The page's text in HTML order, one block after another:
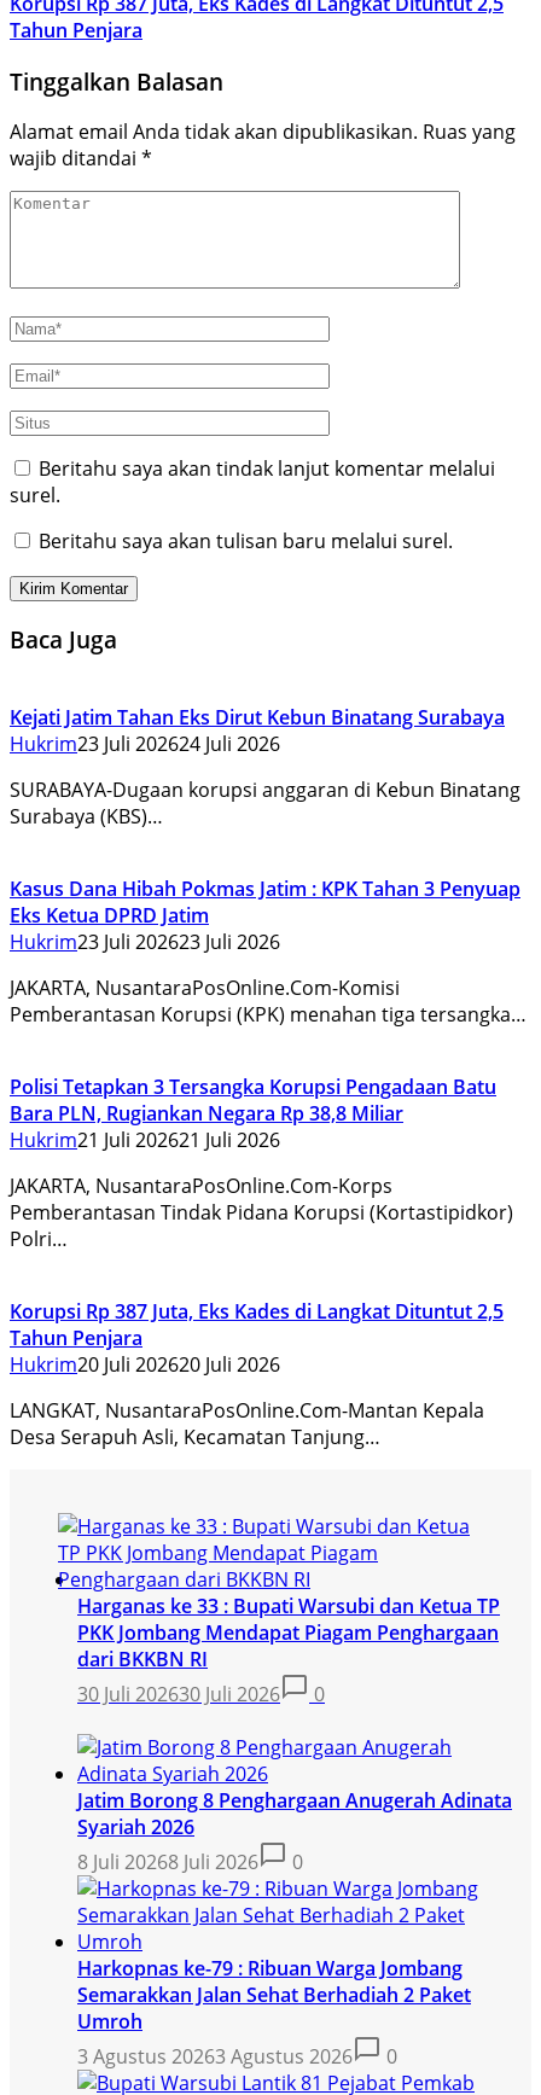
Tahun Penjara
Tinggalkan Balasan
Alamat email Anda tidak akan dipublikasikan. Ruas yang
wajib ditandai *
Beritahu saya akan tindak lanjut komentar melalui
surel.
Beritahu saya akan tulisan baru melalui surel.
Baca Juga
Kejati Jatim Tahan Eks Dirut Kebun Binatang Surabaya
Hukrim23 Juli 202624 Juli 2026
SURABAYA-Dugaan korupsi anggaran di Kebun Binatang
Surabaya (KBS)…
Kasus Dana Hibah Pokmas Jatim : KPK Tahan 3 Penyuap
Eks Ketua DPRD Jatim
Hukrim23 Juli 202623 Juli 2026
JAKARTA, NusantaraPosOnline.Com-Komisi
Pemberantasan Korupsi (KPK) menahan tiga tersangka…
Polisi Tetapkan 3 Tersangka Korupsi Pengadaan Batu
Bara PLN, Rugiankan Negara Rp 38,8 Miliar
Hukrim21 Juli 202621 Juli 2026
JAKARTA, NusantaraPosOnline.Com-Korps
Pemberantasan Tindak Pidana Korupsi (Kortastipidkor)
Polri…
Korupsi Rp 387 Juta, Eks Kades di Langkat Dituntut 2,5
Tahun Penjara
Hukrim20 Juli 202620 Juli 2026
LANGKAT, NusantaraPosOnline.Com-Mantan Kepala
Desa Serapuh Asli, Kecamatan Tanjung…
Harganas ke 33 : Bupati Warsubi dan Ketua TP
PKK Jombang Mendapat Piagam Penghargaan
dari BKKBN RI
30 Juli 202630 Juli 2026 0
Jatim Borong 8 Penghargaan Anugerah Adinata
Syariah 2026
8 Juli 20268 Juli 2026 0
Harkopnas ke-79 : Ribuan Warga Jombang
Semarakkan Jalan Sehat Berhadiah 2 Paket
Umroh
3 Agustus 20263 Agustus 2026 0